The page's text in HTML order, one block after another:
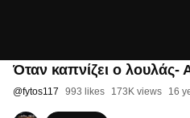
Όταν καπνίζει ο λουλάς-
@fytos117 993 likes 173K views 16